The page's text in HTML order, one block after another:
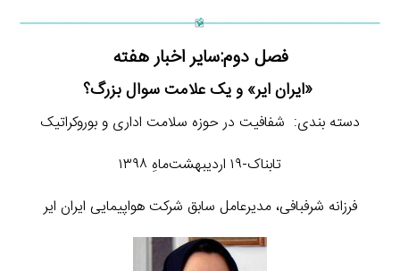
فصل دوم:سایر اخبار هفته
«ایران ایر» و یک علامت سوال بزرگ؟
دسته بندی: شفافیت در حوزه سلامت اداری و بوروکراتیک
تابناک-۱۹ اردیبهشت‌ماهِ ۱۳۹۸
فرزانه شرفبافی، مدیرعامل سابق شرکت هواپیمایی ایران ایر